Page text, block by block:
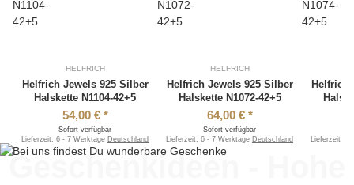
HELFRICH
Helfrich Jewels 925 Silber
Halskette N1104-42+5
54,00 € *
Sofort verfügbar
Lieferzeit:6 - 7 Werktage Deutschland
HELFRICH
Helfrich Jewels 925 Silber
Halskette N1072-42+5
64,00 € *
Sofort verfügbar
Lieferzeit:6 - 7 Werktage Deutschland
Helfrich
Lieferzeit:
Geschenkideen - Hohe